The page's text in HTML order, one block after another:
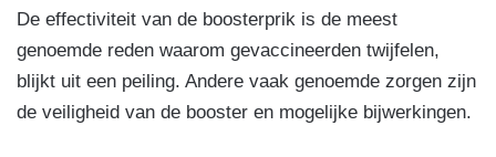
De effectiviteit van de boosterprik is de meest
genoemde reden waarom gevaccineerden twijfelen,
blijkt uit een peiling. Andere vaak genoemde zorgen zijn
de veiligheid van de booster en mogelijke bijwerkingen.